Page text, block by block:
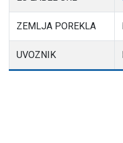
ZEMLJA POREKLA
UVOZNIK